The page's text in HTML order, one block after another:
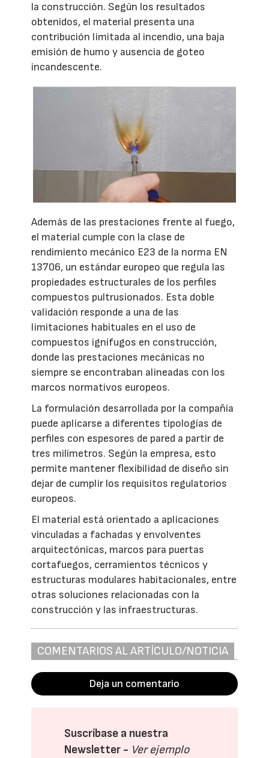
la construcción. Según los resultados
obtenidos, el material presenta una
contribución limitada al incendio, una baja
emisión de humo y ausencia de goteo
incandescente.
Además de las prestaciones frente al fuego,
el material cumple con la clase de
rendimiento mecánico E23 de la norma EN
13706, un estándar europeo que regula las
propiedades estructurales de los perfiles
compuestos pultrusionados. Esta doble
validación responde a una de las
limitaciones habituales en el uso de
compuestos ignífugos en construcción,
donde las prestaciones mecánicas no
siempre se encontraban alineadas con los
marcos normativos europeos.
La formulación desarrollada por la compañía
puede aplicarse a diferentes tipologías de
perfiles con espesores de pared a partir de
tres milímetros. Según la empresa, esto
permite mantener flexibilidad de diseño sin
dejar de cumplir los requisitos regulatorios
europeos.
El material está orientado a aplicaciones
vinculadas a fachadas y envolventes
arquitectónicas, marcos para puertas
cortafuegos, cerramientos técnicos y
estructuras modulares habitacionales, entre
otras soluciones relacionadas con la
construcción y las infraestructuras.
COMENTARIOS AL ARTÍCULO/NOTICIA
Deja un comentario
Suscríbase a nuestra
Newsletter - Ver ejemplo